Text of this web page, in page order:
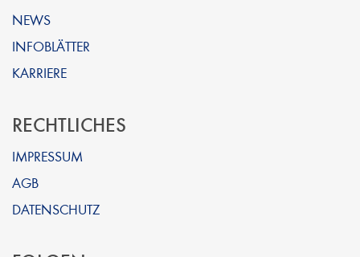
NEWS
INFOBLÄTTER
KARRIERE
RECHTLICHES
IMPRESSUM
AGB
DATENSCHUTZ